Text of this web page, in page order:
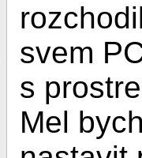
svem
s
Mel